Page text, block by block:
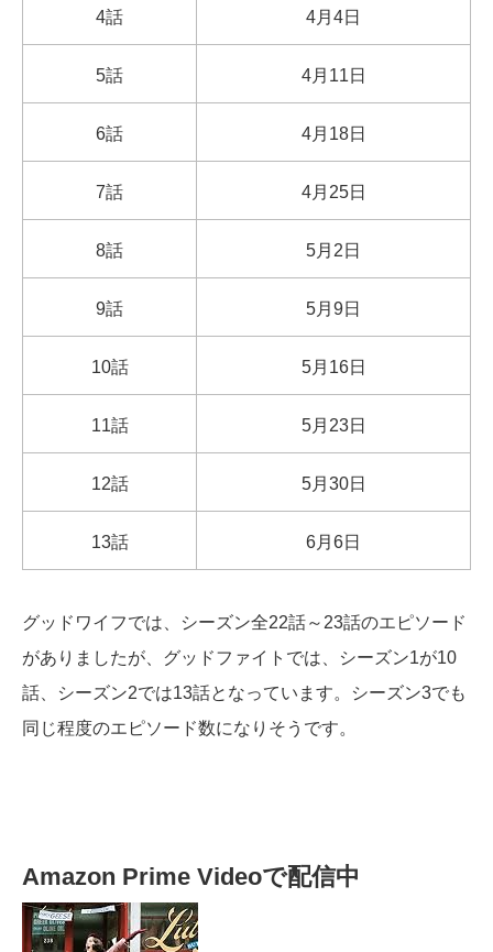
4話 4月4日
5話 4月11日
6話 4月18日
7話 4月25日
8話 5月2日
9話 5月9日
10話 5月16日
11話 5月23日
12話 5月30日
13話 6月6日
グッドワイフでは、シーズン全22話～23話のエピソード
がありましたが、グッドファイトでは、シーズン1が10
話、シーズン2では13話となっています。シーズン3でも
同じ程度のエピソード数になりそうです。
Amazon Prime Videoで配信中